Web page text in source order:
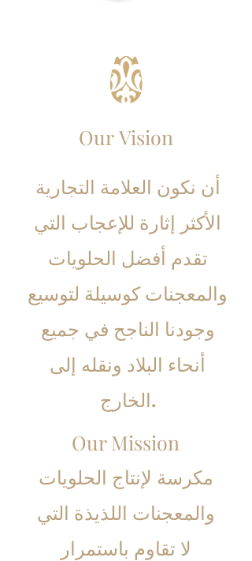
Our Vision
أن نكون العلامة التجارية
الأكثر إثارة للإعجاب التي
تقدم أفضل الحلويات
والمعجنات كوسيلة لتوسيع
وجودنا الناجح في جميع
أنحاء البلاد ونقله إلى
الخارج.
Our Mission
مكرسة لإنتاج الحلويات
والمعجنات اللذيذة التي
لا تقاوم باستمرار